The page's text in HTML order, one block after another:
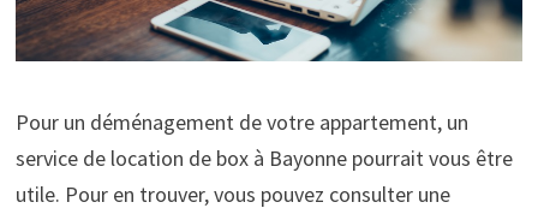
Pour un déménagement de votre appartement, un
service de location de box à Bayonne pourrait vous être
utile. Pour en trouver, vous pouvez consulter une